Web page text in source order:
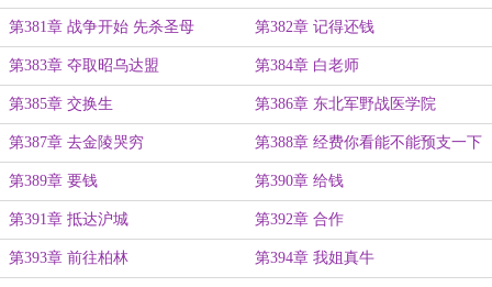
弹！
第381章 战争开始 先杀圣母 第382章 记得还钱
第383章 夺取昭乌达盟 第384章 白老师
第385章 交换生 第386章 东北军野战医学院
第387章 去金陵哭穷 第388章 经费你看能不能预支一下
第389章 要钱 第390章 给钱
第391章 抵达沪城 第392章 合作
第393章 前往柏林 第394章 我姐真牛